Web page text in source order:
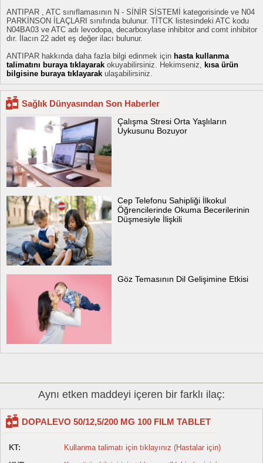
ANTIPAR , ATC sınıflamasının N - SİNİR SİSTEMİ kategorisinde ve N04
PARKİNSON İLAÇLARI sınıfında bulunur. TİTCK listesindeki ATC kodu
N04BA03 ve ATC adı levodopa, decarboxylase inhibitor and comt inhibitor
dır. İlacın 22 adet eş değer ilacı bulunur.
ANTIPAR hakkında daha fazla bilgi edinmek için hasta kullanma
talimatını buraya tıklayarak okuyabilirsiniz. Hekimseniz, kısa ürün
bilgisine buraya tıklayarak ulaşabilirsiniz.
Sağlık Dünyasından Son Haberler
Çalışma Stresi Orta Yaşlıların
Uykusunu Bozuyor
Cep Telefonu Sahipliği İlkokul
Öğrencilerinde Okuma Becerilerinin
Düşmesiyle İlişkili
Göz Temasının Dil Gelişimine Etkisi
Aynı etken maddeyi içeren bir farklı ilaç:
DOPALEVO 50/12,5/200 MG 100 FILM TABLET
KT:
Kullanma talimatı için tıklayınız (Hastalar için)